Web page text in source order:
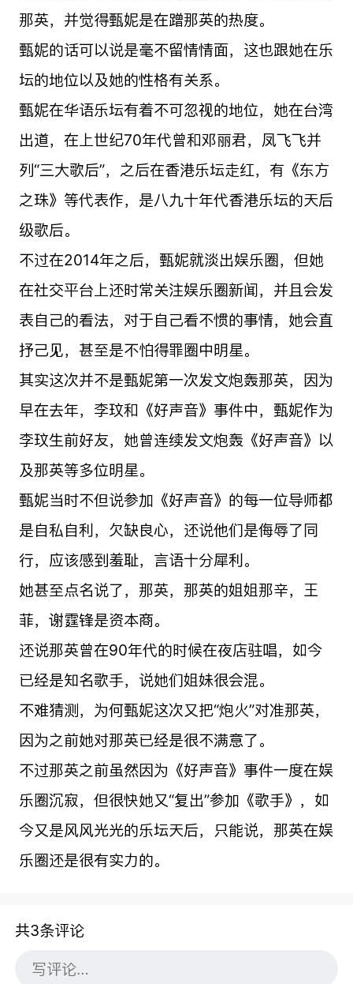
那英，并觉得甄妮是在蹭那英的热度。
甄妮的话可以说是毫不留情情面，这也跟她在乐
坛的地位以及她的性格有关系。
甄妮在华语乐坛有着不可忽视的地位，她在台湾
出道，在上世纪70年代曾和邓丽君，凤飞飞并
列“三大歌后”，之后在香港乐坛走红，有《东方
之珠》等代表作，是八九十年代香港乐坛的天后
级歌后。
不过在2014年之后，甄妮就淡出娱乐圈，但她
在社交平台上还时常关注娱乐圈新闻，并且会发
表自己的看法，对于自己看不惯的事情，她会直
抒己见，甚至是不怕得罪圈中明星。
其实这次并不是甄妮第一次发文炮轰那英，因为
早在去年，李玟和《好声音》事件中，甄妮作为
李玟生前好友，她曾连续发文炮轰《好声音》以
及那英等多位明星。
甄妮当时不但说参加《好声音》的每一位导师都
是自私自利，欠缺良心，还说他们是侮辱了同
行，应该感到羞耻，言语十分犀利。
她甚至点名说了，那英，那英的姐姐那辛，王
菲，谢霆锋是资本商。
还说那英曾在90年代的时候在夜店驻唱，如今
已经是知名歌手，说她们姐妹很会混。
不难猜测，为何甄妮这次又把“炮火”对准那英，
因为之前她对那英已经是很不满意了。
不过那英之前虽然因为《好声音》事件一度在娱
乐圈沉寂，但很快她又“复出”参加《歌手》，如
今又是风风光光的乐坛天后，只能说，那英在娱
乐圈还是很有实力的。
共3条评论